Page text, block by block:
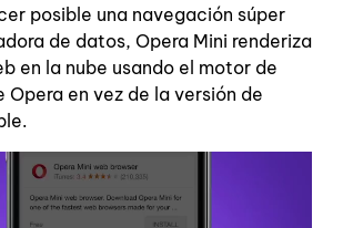
posible una navegación súper
de datos, Opera Mini renderiza
en la nube usando el motor de
Opera en vez de la versión de